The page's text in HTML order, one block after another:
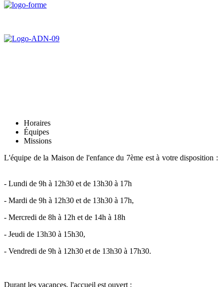
Horaires
Équipes
Missions
L'équipe de la Maison de l'enfance du 7ème est à votre disposition :
- Lundi de 9h à 12h30 et de 13h30 à 17h
- Mardi de 9h à 12h30 et de 13h30 à 17h,
- Mercredi de 8h à 12h et de 14h à 18h
- Jeudi de 13h30 à 15h30,
- Vendredi de 9h à 12h30 et de 13h30 à 17h30.
Durant les vacances, l'accueil est ouvert :